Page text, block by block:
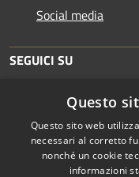
Social media
SEGUICI SU
Questo
Questo sito web
necessari al corretto
nonché un cookie
informazioni